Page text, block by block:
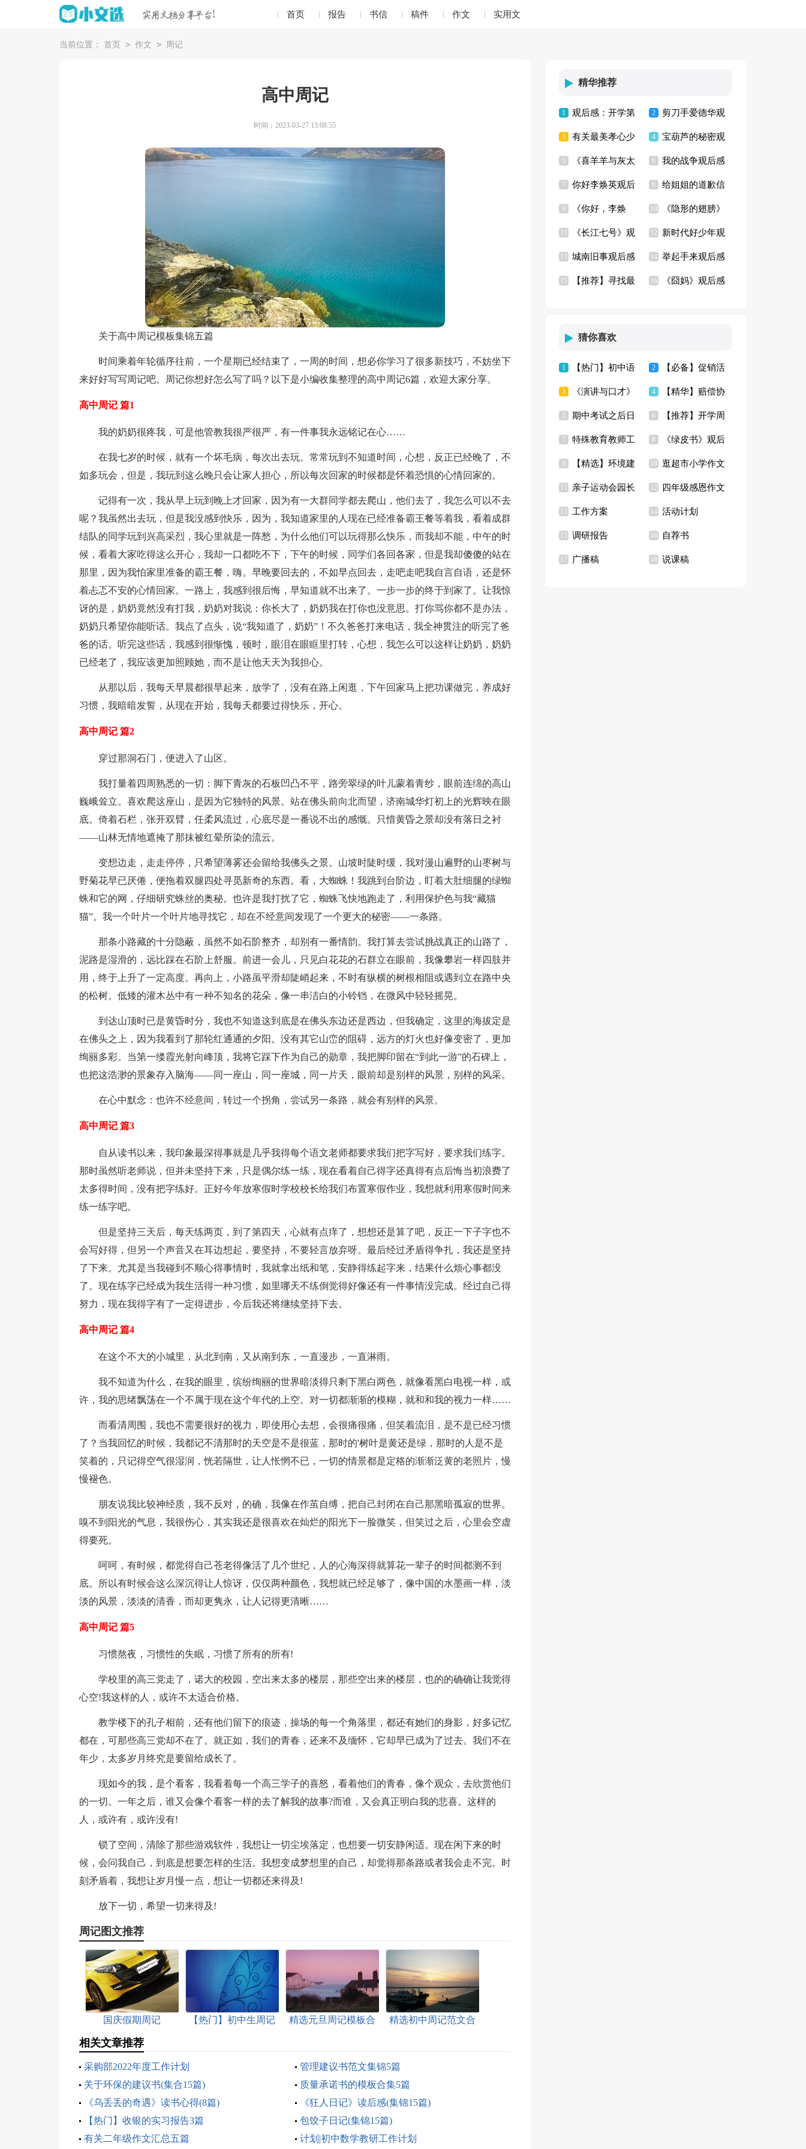
首页 报告 书信 稿件 作文 实用文
当前位置： 首页 > 作文 > 周记
高中周记
时间：2023-03-27 13:08:55
关于高中周记模板集锦五篇
时间乘着年轮循序往前，一个星期已经结束了，一周的时间，想必你学习了很多新技巧，不妨坐下
来好好写写周记吧。周记你想好怎么写了吗？以下是小编收集整理的高中周记6篇，欢迎大家分享。
高中周记 篇1
我的奶奶很疼我，可是他管教我很严很严，有一件事我永远铭记在心……
在我七岁的时候，就有一个坏毛病，每次出去玩。常常玩到不知道时间，心想，反正已经晚了，不
如多玩会，但是，我玩到这么晚只会让家人担心，所以每次回家的时候都是怀着恐惧的心情回家的。
记得有一次，我从早上玩到晚上才回家，因为有一大群同学都去爬山，他们去了，我怎么可以不去
呢？我虽然出去玩，但是我没感到快乐，因为，我知道家里的人现在已经准备霸王餐等着我，看着成群
结队的同学玩到兴高采烈，我心里就是一阵愁，为什么他们可以玩得那么快乐，而我却不能，中午的时
候，看着大家吃得这么开心，我却一口都吃不下，下午的时候，同学们各回各家，但是我却傻傻的站在
那里，因为我怕家里准备的霸王餐，嗨。早晚要回去的，不如早点回去，走吧走吧我自言自语，还是怀
着忐忑不安的心情回家。一路上，我感到很后悔，早知道就不出来了。一步一步的终于到家了。让我惊
讶的是，奶奶竟然没有打我，奶奶对我说：你长大了，奶奶我在打你也没意思。打你骂你都不是办法，
奶奶只希望你能听话。我点了点头，说“我知道了，奶奶”！不久爸爸打来电话，我全神贯注的听完了爸
爸的话。听完这些话，我感到很惭愧，顿时，眼泪在眼眶里打转，心想，我怎么可以这样让奶奶，奶奶
已经老了，我应该更加照顾她，而不是让他天天为我担心。
从那以后，我每天早晨都很早起来，放学了，没有在路上闲逛，下午回家马上把功课做完，养成好
习惯，我暗暗发誓，从现在开始，我每天都要过得快乐，开心。
高中周记 篇2
穿过那洞石门，便进入了山区。
我打量着四周熟悉的一切：脚下青灰的石板凹凸不平，路旁翠绿的叶儿蒙着青纱，眼前连绵的高山
巍峨耸立。喜欢爬这座山，是因为它独特的风景。站在佛头前向北而望，济南城华灯初上的光辉映在眼
底。倚着石栏，张开双臂，任柔风流过，心底尽是一番说不出的感慨。只惜黄昏之景却没有落日之衬
——山林无情地遮掩了那抹被红晕所染的流云。
变想边走，走走停停，只希望薄雾还会留给我佛头之景。山坡时陡时缓，我对漫山遍野的山枣树与
野菊花早已厌倦，便拖着双腿四处寻觅新奇的东西。看，大蜘蛛！我跳到台阶边，盯着大肚细腿的绿蜘
蛛和它的网，仔细研究蛛丝的奥秘。也许是我打扰了它，蜘蛛飞快地跑走了，利用保护色与我“藏猫
猫”。我一个叶片一个叶片地寻找它，却在不经意间发现了一个更大的秘密——一条路。
那条小路藏的十分隐蔽，虽然不如石阶整齐，却别有一番情韵。我打算去尝试挑战真正的山路了，
泥路是湿滑的，远比踩在石阶上舒服。前进一会儿，只见白花花的石群立在眼前，我像攀岩一样四肢并
用，终于上升了一定高度。再向上，小路虽平滑却陡峭起来，不时有纵横的树根相阻或遇到立在路中央
的松树。低矮的灌木丛中有一种不知名的花朵，像一串洁白的小铃铛，在微风中轻轻摇晃。
到达山顶时已是黄昏时分，我也不知道这到底是在佛头东边还是西边，但我确定，这里的海拔定是
在佛头之上，因为我看到了那轮红通通的夕阳。没有其它山峦的阻碍，远方的灯火也好像变密了，更加
绚丽多彩。当第一缕霞光射向峰顶，我将它踩下作为自己的勋章，我把脚印留在“到此一游”的石碑上，
也把这浩渺的景象存入脑海——同一座山，同一座城，同一片天，眼前却是别样的风景，别样的风采。
在心中默念：也许不经意间，转过一个拐角，尝试另一条路，就会有别样的风景。
高中周记 篇3
自从读书以来，我印象最深得事就是几乎我得每个语文老师都要求我们把字写好，要求我们练字。
那时虽然听老师说，但并未坚持下来，只是偶尔练一练，现在看着自己得字还真得有点后悔当初浪费了
太多得时间，没有把字练好。正好今年放寒假时学校校长给我们布置寒假作业，我想就利用寒假时间来
练一练字吧。
但是坚持三天后，每天练两页，到了第四天，心就有点痒了，想想还是算了吧，反正一下子字也不
会写好得，但另一个声音又在耳边想起，要坚持，不要轻言放弃呀。最后经过矛盾得争扎，我还是坚持
了下来。尤其是当我碰到不顺心得事情时，我就拿出纸和笔，安静得练起字来，结果什么烦心事都没
了。现在练字已经成为我生活得一种习惯，如里哪天不练倒觉得好像还有一件事情没完成。经过自己得
努力，现在我得字有了一定得进步，今后我还将继续坚持下去。
高中周记 篇4
在这个不大的小城里，从北到南，又从南到东，一直漫步，一直淋雨。
我不知道为什么，在我的眼里，缤纷绚丽的世界暗淡得只剩下黑白两色，就像看黑白电视一样，或
许，我的思绪飘荡在一个不属于现在这个年代的上空。对一切都渐渐的模糊，就和和我的视力一样……
而看清周围，我也不需要很好的视力，即使用心去想，会很痛很痛，但笑着流泪，是不是已经习惯
了？当我回忆的时候，我都记不清那时的天空是不是很蓝，那时的'树叶是黄还是绿，那时的人是不是
笑着的，只记得空气很湿润，恍若隔世，让人怅惘不已，一切的情景都是定格的渐渐泛黄的老照片，慢
慢褪色。
朋友说我比较神经质，我不反对，的确，我像在作茧自缚，把自己封闭在自己那黑暗孤寂的世界。
嗅不到阳光的气息，我很伤心，其实我还是很喜欢在灿烂的阳光下一脸微笑，但笑过之后，心里会空虚
得要死。
呵呵，有时候，都觉得自己苍老得像活了几个世纪，人的心海深得就算花一辈子的时间都测不到
底。所以有时候会这么深沉得让人惊讶，仅仅两种颜色，我想就已经足够了，像中国的水墨画一样，淡
淡的风景，淡淡的清香，而却更隽永，让人记得更清晰……
高中周记 篇5
习惯熬夜，习惯性的失眠，习惯了所有的所有!
学校里的高三党走了，诺大的校园，空出来太多的楼层，那些空出来的楼层，也的的确确让我觉得
心空!我这样的人，或许不太适合价格。
教学楼下的孔子相前，还有他们留下的痕迹，操场的每一个角落里，都还有她们的身影，好多记忆
都在，可那些高三党却不在了。就正如，我们的青春，还来不及缅怀，它却早已成为了过去。我们不在
年少，太多岁月终究是要留给成长了。
现如今的我，是个看客，我看着每一个高三学子的喜怒，看着他们的青春，像个观众，去欣赏他们
的一切。一年之后，谁又会像个看客一样的去了解我的故事?而谁，又会真正明白我的悲喜。这样的
人，或许有，或许没有!
锁了空间，清除了那些游戏软件，我想让一切尘埃落定，也想要一切安静闲适。现在闲下来的时
候，会问我自己，到底是想要怎样的生活。我想变成梦想里的自己，却觉得那条路或者我会走不完。时
刻矛盾着，我想让岁月慢一点，想让一切都还来得及!
放下一切，希望一切来得及!
周记图文推荐
国庆假期周记
【热门】初中生周记
精选元旦周记模板合
精选初中周记范文合
相关文章推荐
采购部2022年度工作计划
管理建议书范文集锦5篇
关于环保的建议书(集合15篇)
质量承诺书的模板合集5篇
《乌丢丢的奇遇》读书心得(8篇)
《狂人日记》读后感(集锦15篇)
【热门】收银的实习报告3篇
包饺子日记(集锦15篇)
有关二年级作文汇总五篇
计划|初中数学教研工作计划
精华推荐
1 观后感：开学第
一课
2 剪刀手爱德华观
后感3篇
3 有关最美孝心少
年观后感
4 宝葫芦的秘密观
后感合集15篇
5 《喜羊羊与灰太
狼之开心闯龙年》观
后感11篇
6 我的战争观后感
7 你好李焕英观后
感(汇编8篇)
8 给姐姐的道歉信
9 《你好，李焕
英》观后感【精】
10 《隐形的翅膀》
观后感
《长江七号》观
后感11篇
12 新时代好少年观
后感3篇
13 城南旧事观后感
(15篇)
14 举起手来观后感
精选15篇
15 【推荐】寻找最 16 《囧妈》观后感
猜你喜欢
1 【热门】初中语
文作文集合6篇
2 【必备】促销活
动方案合集七篇
3 《演讲与口才》
读书心得通用
4 【精华】赔偿协
议书三篇
5 期中考试之后日
记
6 【推荐】开学周
记模板集锦6篇
7 特殊教育教师工
作计划
8 《绿皮书》观后
感(集锦15篇)
9 【精选】环境建
议书范文汇总8篇
10 逛超市小学作文
亲子运动会园长
发言稿
12 四年级感恩作文
300字汇编九篇
13 工作方案 14 活动计划
15 调研报告 16 自荐书
17 广播稿 18 说课稿